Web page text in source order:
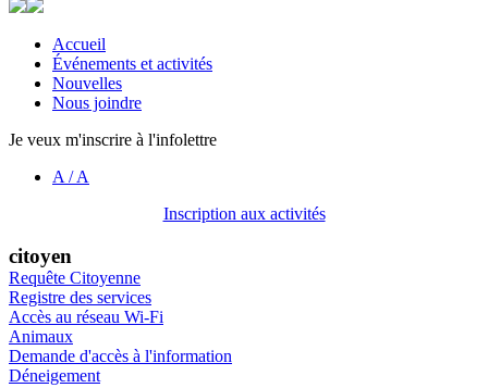
Accueil
Événements et activités
Nouvelles
Nous joindre
Je veux m'inscrire à l'infolettre
A /A
Inscription aux activités
citoyen
Requête Citoyenne
Registre des services
Accès au réseau Wi-Fi
Animaux
Demande d'accès à l'information
Déneigement